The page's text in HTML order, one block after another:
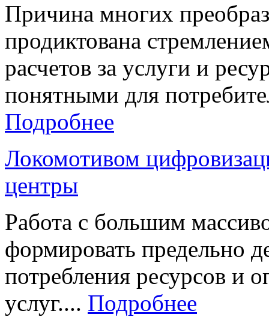
Причина многих
продиктована
расчетов за услуги и
понятными для
Подробнее
Локомотивом
центры
Работа с большим
формировать предельно
потребления ресурсов
услуг.... Подробнее